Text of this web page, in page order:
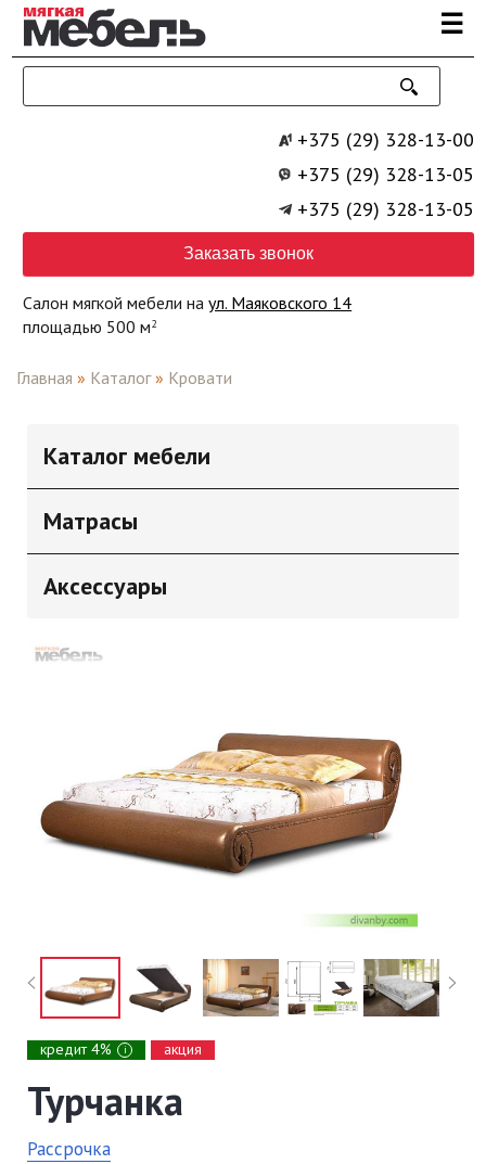
Перейти к основному содержанию ☰
+375 (29) 328-13-00
+375 (29) 328-13-05
+375 (29) 328-13-05
Заказать звонок
Салон мягкой мебели наул. Маяковского 14
площадью 500 м2
Главная » Каталог » Кровати
Каталог мебели
Матрасы
Аксессуары
кредит 4% i акция
Турчанка
Рассрочка